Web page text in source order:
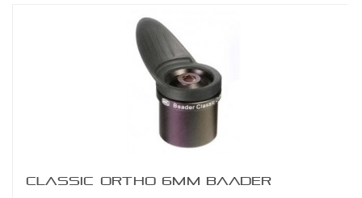
CLASSIC ORTHO 6MM BAADER